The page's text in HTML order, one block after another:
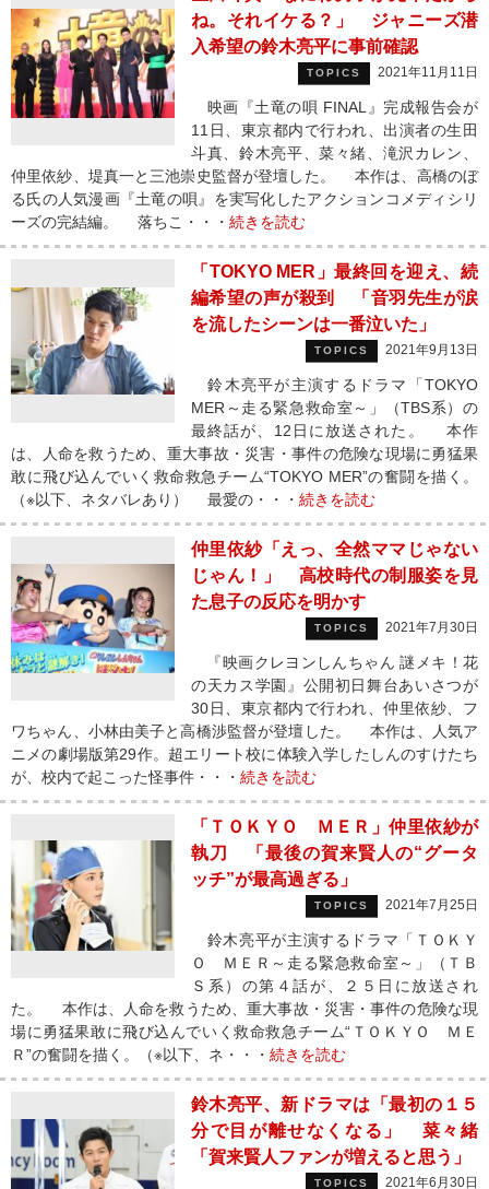
ね。それイケる？」 ジャニーズ潜
入希望の鈴木亮平に事前確認
TOPICS 2021年11月11日
映画『土竜の唄 FINAL』完成報告会が
11日、東京都内で行われ、出演者の生田
斗真、鈴木亮平、菜々緒、滝沢カレン、
仲里依紗、堤真一と三池崇史監督が登壇した。 本作は、高橋のぼ
る氏の人気漫画『土竜の唄』を実写化したアクションコメディシリ
ーズの完結編。 落ちこ・・・ 続きを読む
「TOKYO MER」最終回を迎え、続
編希望の声が殺到 「音羽先生が涙
を流したシーンは一番泣いた」
TOPICS 2021年9月13日
鈴木亮平が主演するドラマ「TOKYO
MER～走る緊急救命室～」（TBS系）の
最終話が、12日に放送された。 本作
は、人命を救うため、重大事故・災害・事件の危険な現場に勇猛果
敢に飛び込んでいく救命救急チーム“TOKYO MER”の奮闘を描く。
（※以下、ネタバレあり） 最愛の・・・ 続きを読む
仲里依紗「えっ、全然ママじゃない
じゃん！」 高校時代の制服姿を見
た息子の反応を明かす
TOPICS 2021年7月30日
『映画クレヨンしんちゃん 謎メキ！花
の天カス学園』公開初日舞台あいさつが
30日、東京都内で行われ、仲里依紗、フ
ワちゃん、小林由美子と高橋渉監督が登壇した。 本作は、人気ア
ニメの劇場版第29作。超エリート校に体験入学したしんのすけたち
が、校内で起こった怪事件・・・ 続きを読む
「ＴＯＫＹＯ ＭＥＲ」仲里依紗が
執刀 「最後の賀来賢人の“グータ
ッチ”が最高過ぎる」
TOPICS 2021年7月25日
鈴木亮平が主演するドラマ「ＴＯＫＹ
Ｏ ＭＥＲ～走る緊急救命室～」（ＴＢ
Ｓ系）の第４話が、２５日に放送され
た。 本作は、人命を救うため、重大事故・災害・事件の危険な現
場に勇猛果敢に飛び込んでいく救命救急チーム“ＴＯＫＹＯ ＭＥ
Ｒ”の奮闘を描く。（※以下、ネ・・・ 続きを読む
鈴木亮平、新ドラマは「最初の１５
分で目が離せなくなる」 菜々緒
「賀来賢人ファンが増えると思う」
TOPICS 2021年6月30日